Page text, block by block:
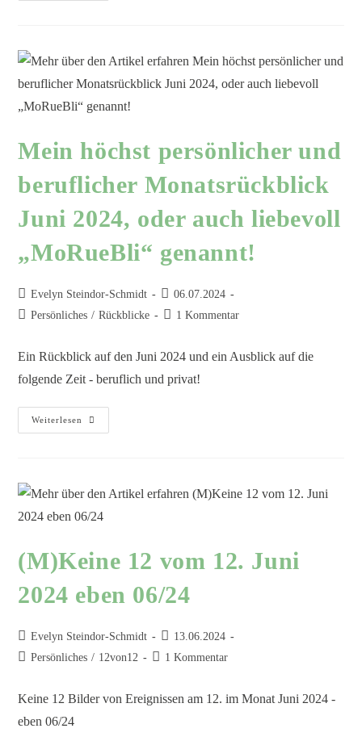
Mein höchst persönlicher und
beruflicher Monatsrückblick
Juni 2024, oder auch liebevoll
„MoRueBli“ genannt!
Evelyn Steindor-Schmidt
06.07.2024
Persönliches / Rückblicke 1 Kommentar
Ein Rückblick auf den Juni 2024 und ein Ausblick auf die
folgende Zeit - beruflich und privat!
Weiterlesen
(M)Keine 12 vom 12. Juni
2024 eben 06/24
Evelyn Steindor-Schmidt
13.06.2024
Persönliches / 12von12 1 Kommentar
Keine 12 Bilder von Ereignissen am 12. im Monat Juni 2024 -
eben 06/24